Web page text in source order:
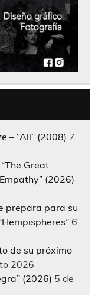
– “All” (2008) 7
Great
(2026)
prepara para su
6
de su próximo
2026
(2026) 5 de